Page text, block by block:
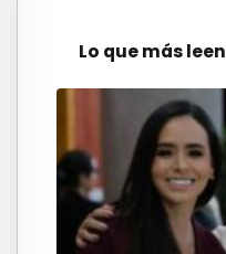
Lo que más leen